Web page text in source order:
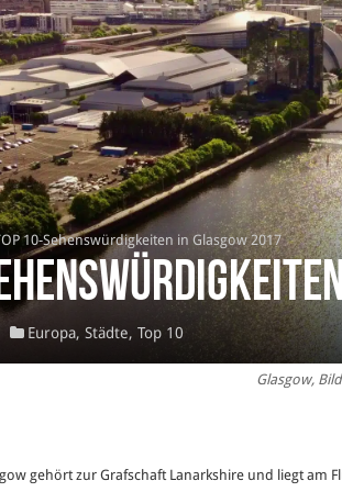
10-Sehenswürdigkeiten in Glasgow 2017
Europa, Städte, Top 10
Glasgow,
gehört zur Grafschaft Lanarkshire und liegt am